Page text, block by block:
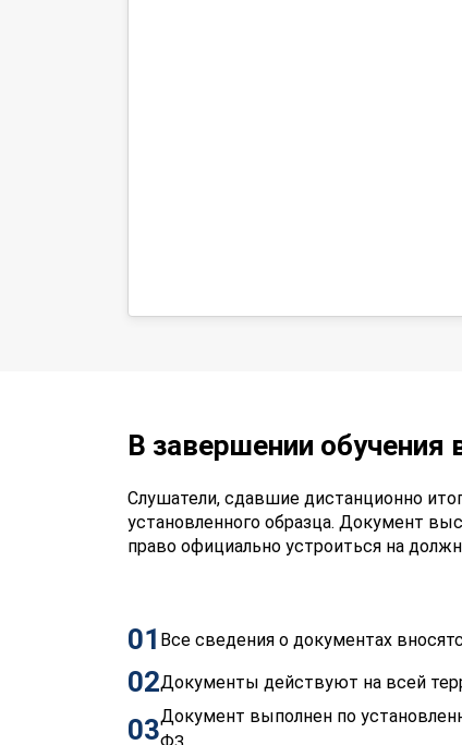
В завершении
Слушатели, сдавшие дистанционно
установленного образца. Документ
право официально устроиться на
01 Все сведения о документах
02Документы действуют на всей
03Документ выполнен по